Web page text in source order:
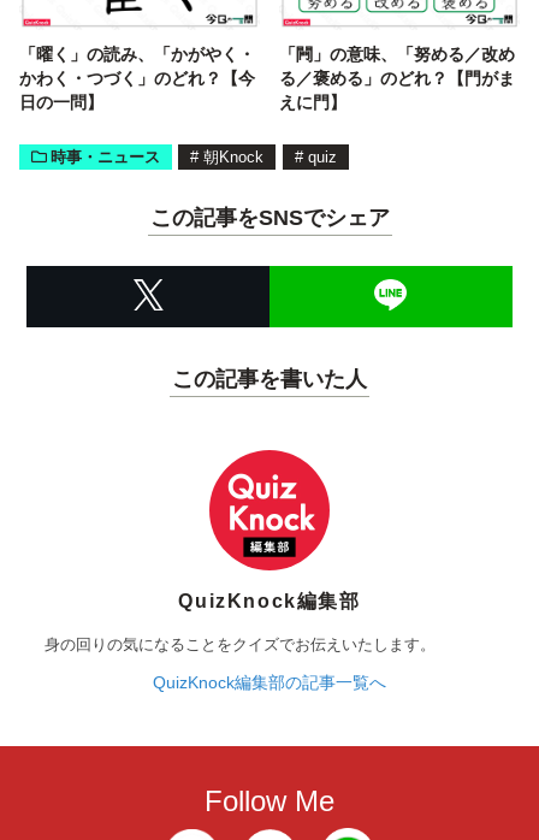
「曜く」の読み、「かがやく・
かわく・つづく」のどれ？【今
日の一問】
「闁」の意味、「努める／改め
る／褒める」のどれ？【門がま
えに門】
時事・ニュース # 朝Knock # quiz
この記事をSNSでシェア
この記事を書いた人
QuizKnock編集部
身の回りの気になることをクイズでお伝えいたします。
QuizKnock編集部の記事一覧へ
Follow Me